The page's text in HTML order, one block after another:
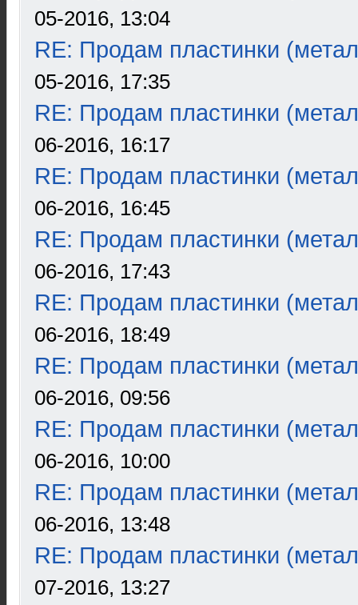
05-2016, 13:04
RE: Продам пластинки
05-2016, 17:35
RE: Продам пластинки
06-2016, 16:17
RE: Продам пластинки
06-2016, 16:45
RE: Продам пластинки
06-2016, 17:43
RE: Продам пластинки
06-2016, 18:49
RE: Продам пластинки
06-2016, 09:56
RE: Продам пластинки
06-2016, 10:00
RE: Продам пластинки
06-2016, 13:48
RE: Продам пластинки
07-2016, 13:27